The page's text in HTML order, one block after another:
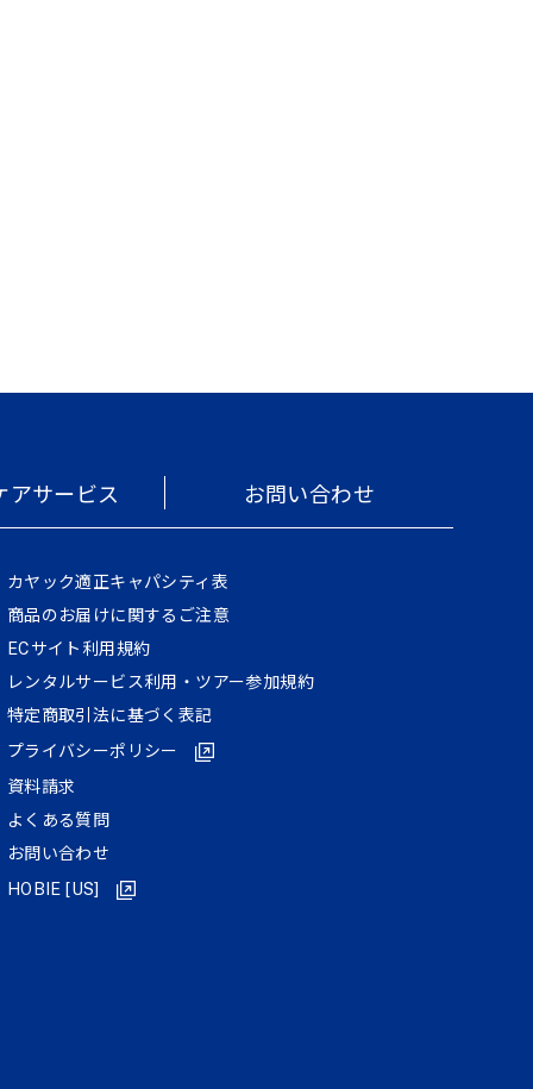
アサービス お問い合わせ
カヤック適正キャパシティ表
商品のお届けに関するご注意
ECサイト利⽤規約
レンタルサービス利用・ツアー参加規約
特定商取引法に基づく表記
プライバシーポリシー
資料請求
よくある質問
お問い合わせ
HOBIE [US]